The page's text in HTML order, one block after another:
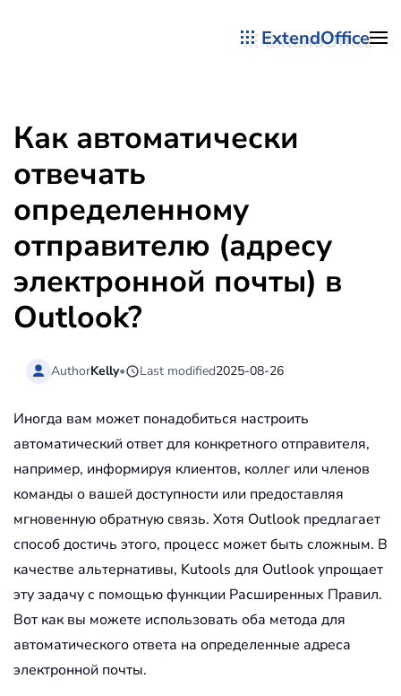
ExtendOffice
Как автоматически
отвечать
определенному
отправителю (адресу
электронной почты) в
Outlook?
AuthorKelly• Last modified2025-08-26
Иногда вам может понадобиться настроить
автоматический ответ для конкретного отправителя,
например, информируя клиентов, коллег или членов
команды о вашей доступности или предоставляя
мгновенную обратную связь. Хотя Outlook предлагает
способ достичь этого, процесс может быть сложным. В
качестве альтернативы, Kutools для Outlook упрощает
эту задачу с помощью функции Расширенных Правил.
Вот как вы можете использовать оба метода для
автоматического ответа на определенные адреса
электронной почты.